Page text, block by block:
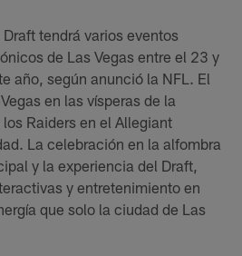
Draft tendrá varios eventos
de Las Vegas entre el 23 y
año, según anunció la NFL. El
en las vísperas de la
Raiders en el Allegiant
La celebración en la alfombra
y la experiencia del Draft,
y entretenimiento en
que solo la ciudad de Las